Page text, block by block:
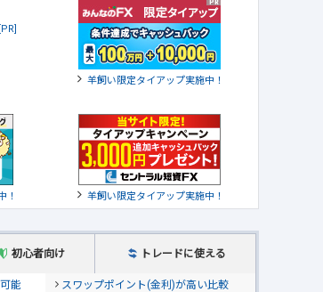
羊飼い限定タイアップ実施中！
！ 羊飼い限定タイアップ実施中！
初心者向け トレードに使える
能
スワップポイント(金利)が高い比較